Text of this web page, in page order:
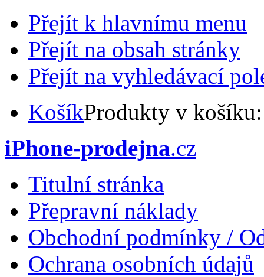
Přejít k hlavnímu menu
Přejít na obsah stránky
Přejít na vyhledávací
KošíkProdukty v
iPhone-prodejna.cz
Titulní stránka
Přepravní náklady
Obchodní podmínky /
Ochrana osobních údajů